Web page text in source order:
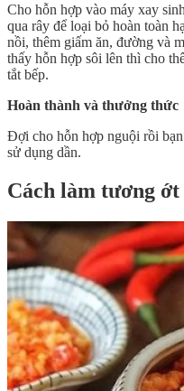
Cho hỗn hợp vào máy xay
qua rây để loại bỏ hoàn toàn
nồi, thêm giấm ăn, đường và
thấy hỗn hợp sôi lên thì cho
tắt bếp.
Hoàn thành và thưởng thức
Đợi cho hỗn hợp nguội rồi
sử dụng dần.
Cách làm tương